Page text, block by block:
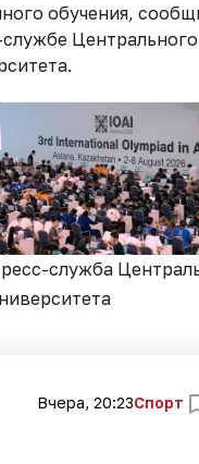
обучения,
Центрального
служба
Вчера, 20:23Спорт